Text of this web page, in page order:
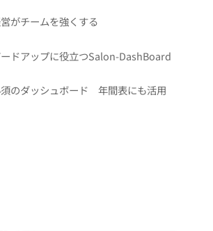
がチームを強くする
ドアップに役立つSalon-DashBoard
のダッシュボード 年間表にも活用